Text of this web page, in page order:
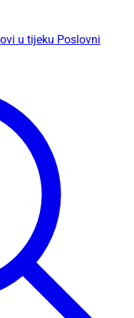
u tijeku Poslovni